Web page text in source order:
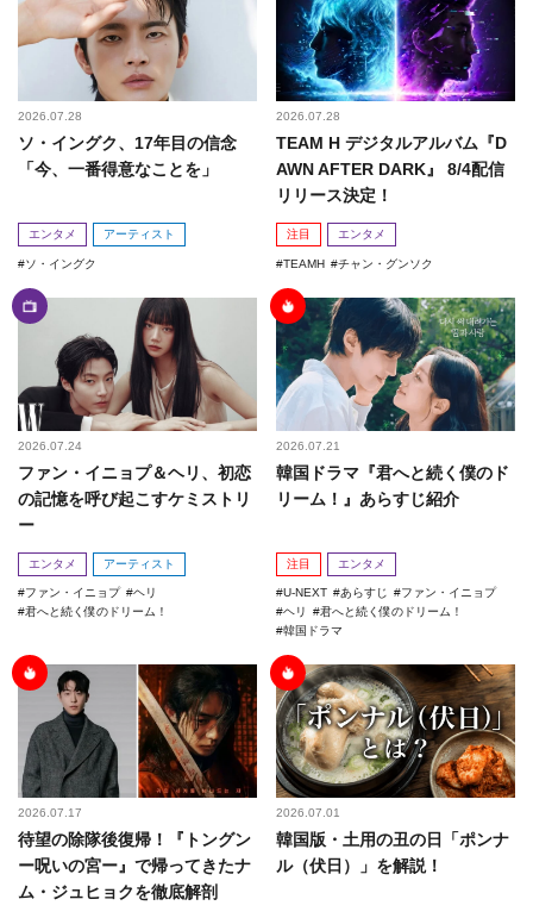
2026.07.28
ソ・イングク、17年目の信念
「今、一番得意なことを」
エンタメ アーティスト
ソ・イングク
2026.07.28
TEAM H デジタルアルバム『D
AWN AFTER DARK』 8/4配信
リリース決定！
注目 エンタメ
TEAMH チャン・グンソク
2026.07.24
ファン・イニョプ＆ヘリ、初恋
の記憶を呼び起こすケミストリ
ー
エンタメ アーティスト
ファン・イニョプ
ヘリ
君へと続く僕のドリーム！
2026.07.21
韓国ドラマ『君へと続く僕のド
リーム！』あらすじ紹介
注目 エンタメ
U-NEXT あらすじ
ファン・イニョプ
ヘリ
君へと続く僕のドリーム！
韓国ドラマ
2026.07.17
待望の除隊後復帰！『トングン
ー呪いの宮ー』で帰ってきたナ
ム・ジュヒョクを徹底解剖
2026.07.01
韓国版・土用の丑の日「ポンナ
ル（伏日）」を解説！